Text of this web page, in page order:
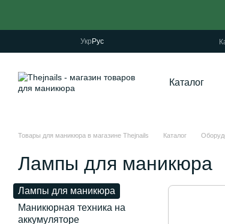
Укр Рус
Каталог
Товары для маникюра в магазине Thejnails Каталог
Лампы для маникюра
Лампы для маникюра
Маникюрная техника на
аккумуляторе